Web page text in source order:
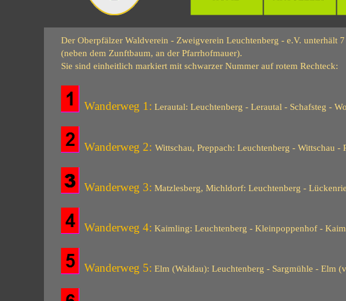
Der Oberpfälzer Waldverein - Zweigverein Leuchtenberg - e.V. unterhält
(neben dem Zunftbaum, an der Pfarrhofmauer).
Sie sind einheitlich markiert mit schwarzer Nummer auf rotem Rechteck:
Wanderweg 1: Lerautal: Leuchtenberg - Lerautal - Schafsteg -
Wanderweg 2: Wittschau, Preppach: Leuchtenberg - Wittschau
Wanderweg 3: Matzlesberg, Michldorf: Leuchtenberg -
Wanderweg 4: Kaimling: Leuchtenberg - Kleinpoppenhof -
Wanderweg 5: Elm (Waldau): Leuchtenberg - Sargmühle - Elm